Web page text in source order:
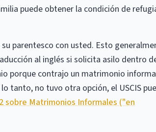
puede obtener la condición de
parentesco con usted. Esto
al inglés si solicita asilo dentro
porque contrajo un matrimonio
tanto, no tuvo otra opción, el USCIS
sobre Matrimonios Informales ("en